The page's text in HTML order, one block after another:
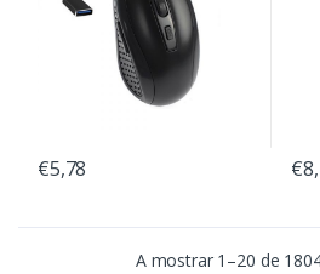
€5,78
A mostrar 1–20 de